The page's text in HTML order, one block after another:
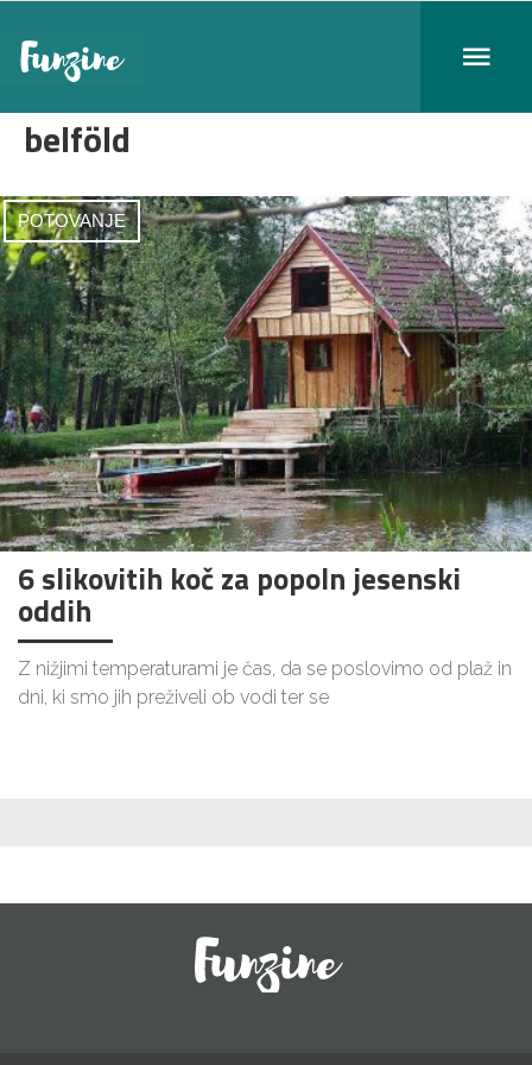
belföld
POTOVANJE
6 slikovitih koč za popoln jesenski
oddih
Z nižjimi temperaturami je čas, da se poslovimo od plaž in
dni, ki smo jih preživeli ob vodi ter se